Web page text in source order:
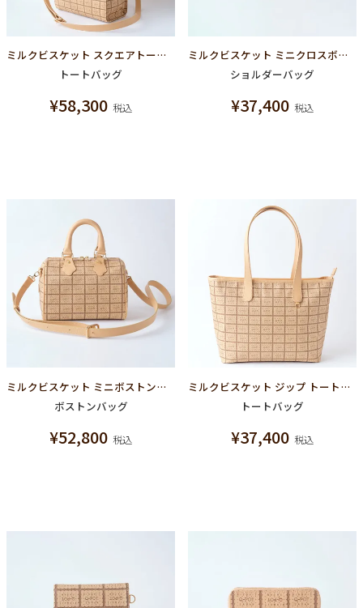
ミルクビスケット スクエアトートバッグ
トートバッグ
¥58,300 税込
ミルクビスケット ミニクロスボディーバッグ
ショルダーバッグ
¥37,400 税込
ミルクビスケット ミニボストンバッグ
ボストンバッグ
¥52,800 税込
ミルクビスケット ジップ トートバッグ
トートバッグ
¥37,400 税込